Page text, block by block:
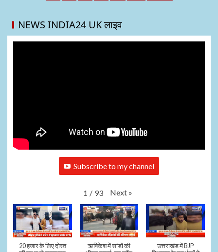
NEWS INDIA24 UK लाइव
Subscribe to my channel
1 / 93 Next »
20 हजार के लिए दोस्त
ऋषिकेश में सांडों की
उत्तराखंड में BJP